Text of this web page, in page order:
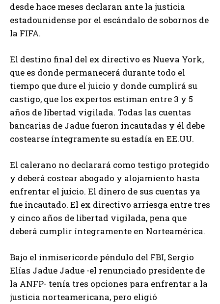
desde hace meses declaran ante la justicia
estadounidense por el escándalo de sobornos de
la FIFA.
El destino final del ex directivo es Nueva York,
que es donde permanecerá durante todo el
tiempo que dure el juicio y donde cumplirá su
castigo, que los expertos estiman entre 3 y 5
años de libertad vigilada. Todas las cuentas
bancarias de Jadue fueron incautadas y él debe
costearse íntegramente su estadía en EE.UU.
El calerano no declarará como testigo protegido
y deberá costear abogado y alojamiento hasta
enfrentar el juicio. El dinero de sus cuentas ya
fue incautado. El ex directivo arriesga entre tres
y cinco años de libertad vigilada, pena que
deberá cumplir íntegramente en Norteamérica.
Bajo el inmisericorde péndulo del FBI, Sergio
Elías Jadue Jadue -el renunciado presidente de
la ANFP- tenía tres opciones para enfrentar a la
justicia norteamericana, pero eligió